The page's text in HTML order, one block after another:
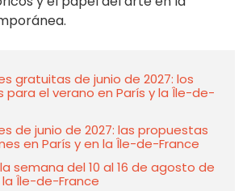
gratuitas de junio de 2027: los
para el verano en París y la Île-de-
de junio de 2027: las propuestas
en París y en la Île-de-France
semana del 10 al 16 de agosto de
la Île-de-France